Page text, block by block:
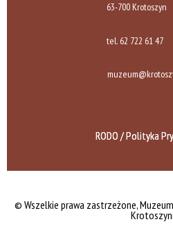
63-700 Krotoszyn
tel. 62 722 61 47
RODO / Polityka
© Wszelkie prawa zastrzeżone,